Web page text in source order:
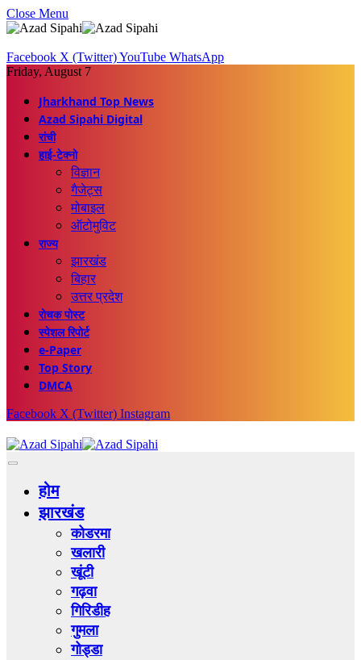
Close Menu
Facebook X (Twitter)YouTube WhatsApp
Friday, August 7
Jharkhand Top News
Azad Sipahi Digital
रांची
हाई-टेक्नो
विज्ञान
गैजेट्स
मोबाइल
ऑटोमुविट
राज्य
झारखंड
बिहार
उत्तर प्रदेश
रोचक पोस्ट
स्पेशल रिपोर्ट
e-Paper
Top Story
DMCA
Facebook X (Twitter) Instagram
होम
झारखंड
कोडरमा
खलारी
खूंटी
गढ़वा
गिरिडीह
गुमला
गोड्डा